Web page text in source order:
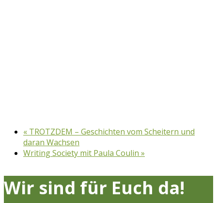
« TROTZDEM – Geschichten vom Scheitern und
daran Wachsen
Writing Society mit Paula Coulin »
Wir sind für Euch da!